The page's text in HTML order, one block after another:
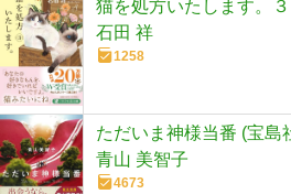
猫を処方いたします。
石田 祥
1258
ただいま神様当番 (宝島
青山 美智子
4673